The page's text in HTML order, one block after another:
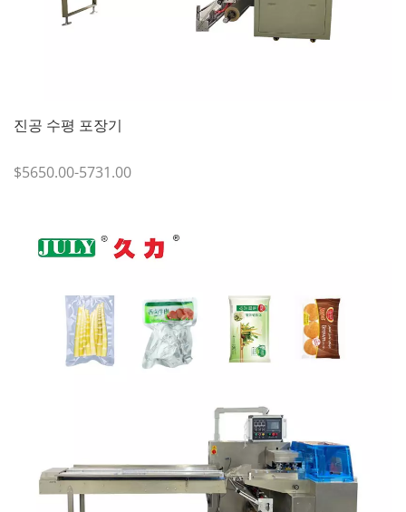
진공 수평 포장기
$5650.00-5731.00